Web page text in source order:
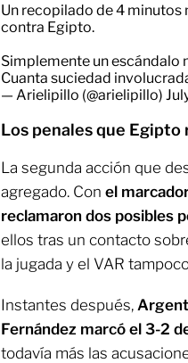
Un recopilado de 4
contra Egipto.
Simplemente un escándalo
Cuanta suciedad
— Arielipillo (@arielipillo)
Los penales que Egipto
La segunda acción que
agregado. Con el
reclamaron dos posibles
ellos tras un contacto
la jugada y el VAR
Instantes después,
Fernández marcó el 3-2
todavía más las